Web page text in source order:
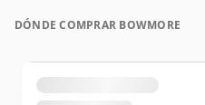
DÓNDE COMPRAR BOWMORE